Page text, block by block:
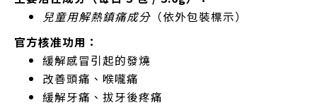
兒童用解熱鎮痛成分 （依外包裝標示）
官方核准功用：
緩解感冒引起的發燒
改善頭痛、喉嚨痛
緩解牙痛、拔牙後疼痛